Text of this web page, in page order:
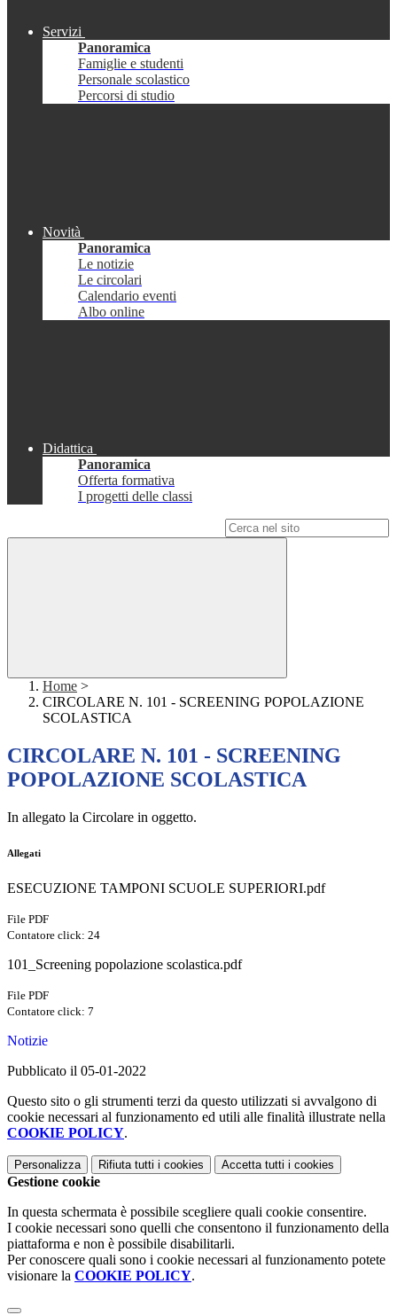
Servizi
Panoramica
Famiglie e studenti
Personale scolastico
Percorsi di studio
Novità
Panoramica
Le notizie
Le circolari
Calendario eventi
Albo online
Didattica
Panoramica
Offerta formativa
I progetti delle classi
Home >
CIRCOLARE N. 101 - SCREENING POPOLAZIONE
SCOLASTICA
CIRCOLARE N. 101 - SCREENING
POPOLAZIONE SCOLASTICA
In allegato la Circolare in oggetto.
Allegati
ESECUZIONE TAMPONI SCUOLE SUPERIORI.pdf
File PDF
Contatore click: 24
101_Screening popolazione scolastica.pdf
File PDF
Contatore click: 7
Notizie
Pubblicato il 05-01-2022
Questo sito o gli strumenti terzi da questo utilizzati si avvalgono di
cookie necessari al funzionamento ed utili alle finalità illustrate nella
COOKIE POLICY.
Personalizza Rifiuta tutti i cookies Accetta tutti i cookies
Gestione cookie
In questa schermata è possibile scegliere quali cookie consentire.
I cookie necessari sono quelli che consentono il funzionamento della
piattaforma e non è possibile disabilitarli.
Per conoscere quali sono i cookie necessari al funzionamento potete
visionare la COOKIE POLICY.